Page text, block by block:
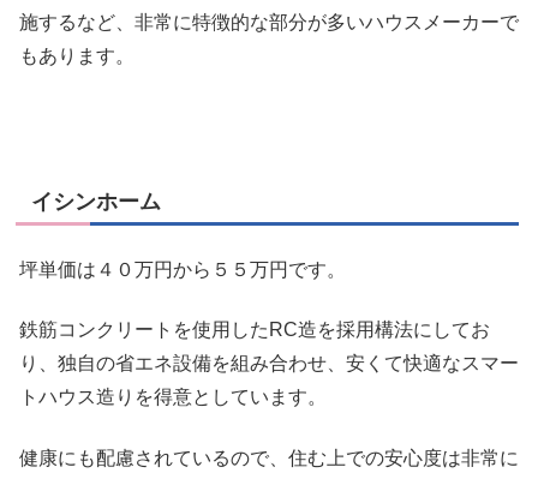
施するなど、非常に特徴的な部分が多いハウスメーカーで
もあります。
イシンホーム
坪単価は４０万円から５５万円です。
鉄筋コンクリートを使用したRC造を採用構法にしてお
り、独自の省エネ設備を組み合わせ、 安くて快適なスマー
トハウス造り を得意としています。
健康にも配慮されているので、住む上での安心度は非常に